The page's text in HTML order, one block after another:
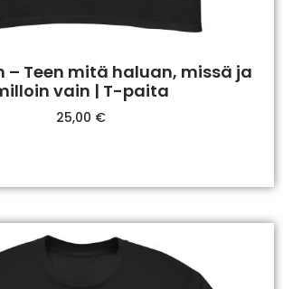
– Teen mitä haluan, missä ja
vain | T-paita
25,00 €